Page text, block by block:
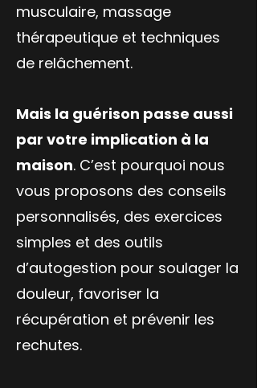
musculaire, massage
thérapeutique et techniques
de relâchement.
Mais la guérison passe aussi
par votre implication à la
maison. C’est pourquoi nous
vous proposons des conseils
personnalisés, des exercices
simples et des outils
d’autogestion pour soulager la
douleur, favoriser la
récupération et prévenir les
rechutes.